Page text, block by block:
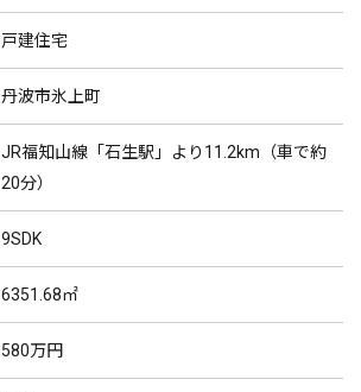
戸建住宅
丹波市氷上町
JR福知山線「石生駅」より11.2km（車で約
20分）
9SDK
6351.68㎡
580万円